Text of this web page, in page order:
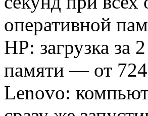
оперативной
HP: загрузка за
памяти — от
Lenovo: